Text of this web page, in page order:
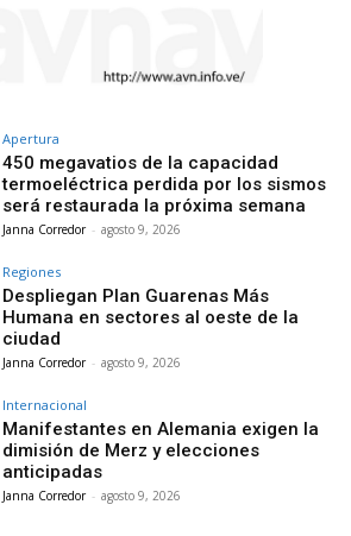
Apertura
450 megavatios de la capacidad
termoeléctrica perdida por los sismos
será restaurada la próxima semana
Janna Corredor - agosto 9, 2026
Regiones
Despliegan Plan Guarenas Más
Humana en sectores al oeste de la
ciudad
Janna Corredor - agosto 9, 2026
Internacional
Manifestantes en Alemania exigen la
dimisión de Merz y elecciones
anticipadas
Janna Corredor - agosto 9, 2026